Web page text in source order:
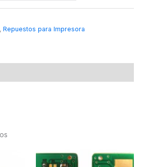
, Repuestos para Impresora